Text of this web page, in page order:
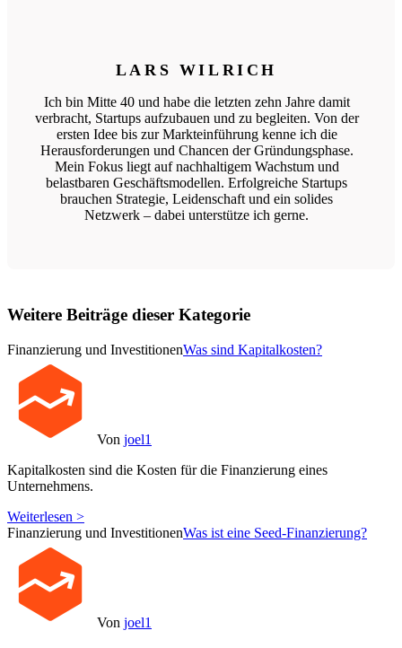
LARS WILRICH
Ich bin Mitte 40 und habe die letzten zehn Jahre damit
verbracht, Startups aufzubauen und zu begleiten. Von der
ersten Idee bis zur Markteinführung kenne ich die
Herausforderungen und Chancen der Gründungsphase.
Mein Fokus liegt auf nachhaltigem Wachstum und
belastbaren Geschäftsmodellen. Erfolgreiche Startups
brauchen Strategie, Leidenschaft und ein solides
Netzwerk – dabei unterstütze ich gerne.
Weitere Beiträge dieser Kategorie
Finanzierung und InvestitionenWas sind Kapitalkosten?
Von joel1
Kapitalkosten sind die Kosten für die Finanzierung eines
Unternehmens.
Weiterlesen >
Finanzierung und InvestitionenWas ist eine Seed-Finanzierung?
Von joel1